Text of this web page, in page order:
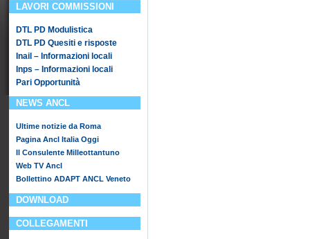
LAVORI COMMISSIONI
DTL PD Modulistica
DTL PD Quesiti e risposte
Inail – Informazioni locali
Inps – Informazioni locali
Pari Opportunità
NEWS ANCL
Ultime notizie da Roma
Pagina Ancl Italia Oggi
Il Consulente Milleottantuno
Web TV Ancl
Bollettino ADAPT ANCL Veneto
DOWNLOAD
COLLEGAMENTI